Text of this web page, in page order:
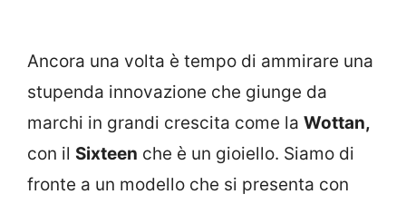
Ancora una volta è tempo di ammirare una
stupenda innovazione che giunge da
marchi in grandi crescita come la Wottan,
con il Sixteen che è un gioiello. Siamo di
fronte a un modello che si presenta con